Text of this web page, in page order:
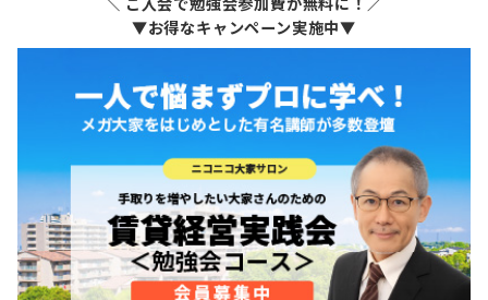
▼お得なキャンペーン実施中▼